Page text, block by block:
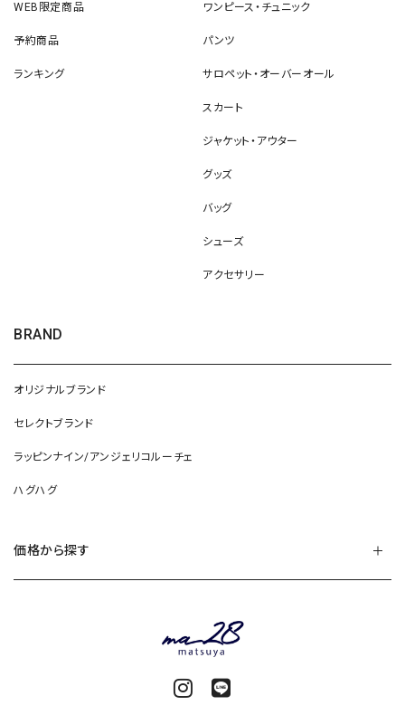
WEB限定商品
予約商品
ランキング
ワンピース・チュニック
パンツ
サロペット・オーバーオール
スカート
ジャケット・アウター
グッズ
バッグ
シューズ
アクセサリー
BRAND
オリジナルブランド
セレクトブランド
ラッピンナイン/アンジェリコルーチェ
ハグハグ
価格から探す